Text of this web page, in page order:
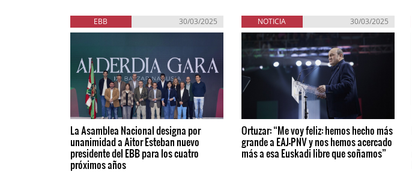
EBB 30/03/2025
La Asamblea Nacional designa por
unanimidad a Aitor Esteban nuevo
presidente del EBB para los cuatro
próximos años
NOTICIA 30/03/2025
Ortuzar: “Me voy feliz: hemos hecho más
grande a EAJ-PNV y nos hemos acercado
más a esa Euskadi libre que soñamos”